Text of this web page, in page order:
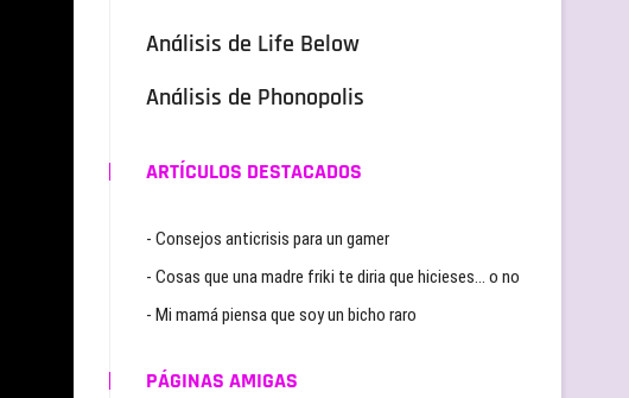
Análisis de Life Below
Análisis de Phonopolis
ARTÍCULOS DESTACADOS
- Consejos anticrisis para un gamer
- Cosas que una madre friki te diria que hicieses… o no
- Mi mamá piensa que soy un bicho raro
PÁGINAS AMIGAS